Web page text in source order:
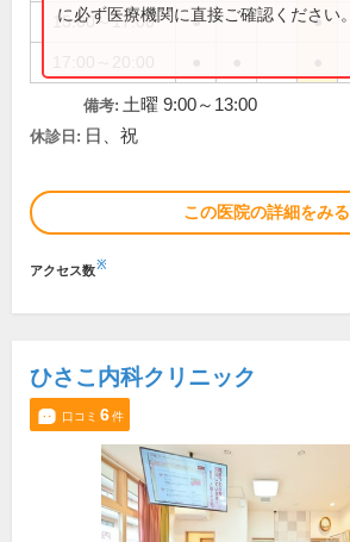
15:00～17:00 ● ●
に必ず医療機関に直接ご確認ください。
備考: 土曜 9:00～13:00
休診日: 日、祝
この医院の詳細をみる
アクセス数※
ひさこ内科クリニック
口コミ 6件